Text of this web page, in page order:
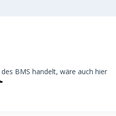
BMS handelt, wäre auch hier